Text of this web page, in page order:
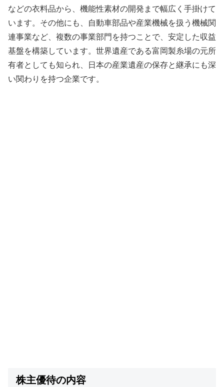
などの衣料品から、機能性素材の開発まで幅広く手掛けて
います。その他にも、自動車部品や産業機械を扱う機械関
連事業など、複数の事業部門を持つことで、安定した収益
基盤を構築しています。世界遺産である富岡製糸場の元所
有者としても知られ、日本の産業遺産の保存と継承にも深
い関わりを持つ企業です。
株主優待の内容